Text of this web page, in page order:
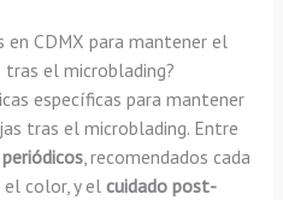
en CDMX para mantener el
el microblading?
específicas para mantener
tras el microblading. Entre
, recomendados cada
color, y el cuidado post-